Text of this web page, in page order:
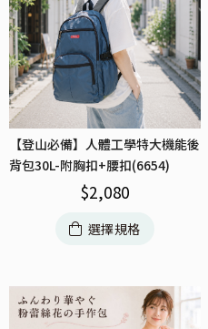
【登山必備】人體工學特大機能後
背包30L-附胸扣+腰扣(6654)
$2,080
選擇規格